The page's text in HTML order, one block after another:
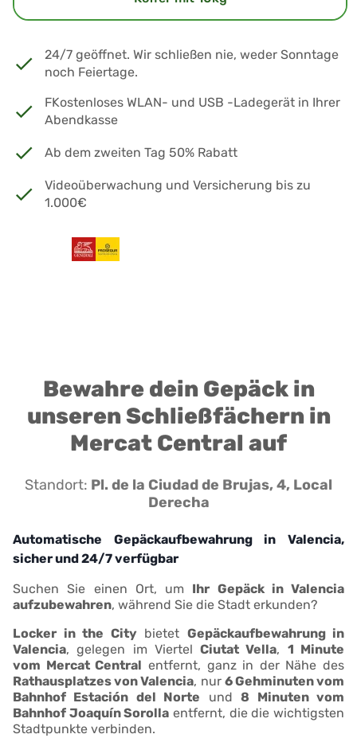
24/7 geöffnet. Wir schließen nie, weder Sonntage
noch Feiertage.
FKostenloses WLAN- und USB -Ladegerät in Ihrer
Abendkasse
Ab dem zweiten Tag 50% Rabatt
Videoüberwachung und Versicherung bis zu
1.000€
Bewahre dein Gepäck in
unseren Schließfächern in
Mercat Central auf
Standort: Pl. de la Ciudad de Brujas, 4, Local
Derecha
Automatische Gepäckaufbewahrung in Valencia,
sicher und 24/7 verfügbar
Suchen Sie einen Ort, um Ihr Gepäck in Valencia
aufzubewahren, während Sie die Stadt erkunden?
Locker in the Citybietet Gepäckaufbewahrung in
Valencia, gelegen im ViertelCiutat Vella, 1 Minute
vom Mercat Central entfernt, ganz in der Nähe des
Rathausplatzes von Valencia, nur 6 Gehminuten vom
Bahnhof Estación del Norte und8 Minuten vom
Bahnhof Joaquín Sorolla entfernt, die die wichtigsten
Stadtpunkte verbinden.